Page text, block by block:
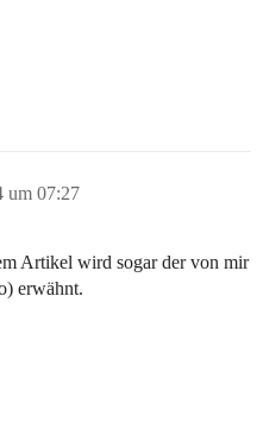
um 07:27
Artikel wird sogar der von mir
erwähnt.